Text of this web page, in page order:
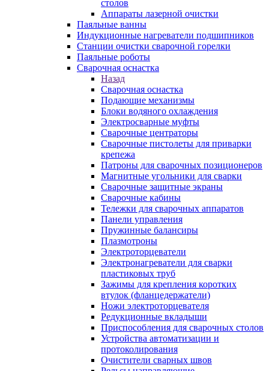
столов
Аппараты лазерной очистки
Паяльные ванны
Индукционные нагреватели подшипников
Станции очистки сварочной горелки
Паяльные роботы
Сварочная оснастка
Назад
Сварочная оснастка
Подающие механизмы
Блоки водяного охлаждения
Электросварные муфты
Сварочные центраторы
Сварочные пистолеты для приварки
крепежа
Патроны для сварочных позиционеров
Магнитные угольники для сварки
Сварочные защитные экраны
Сварочные кабины
Тележки для сварочных аппаратов
Панели управления
Пружинные балансиры
Плазмотроны
Электроторцеватели
Электронагреватели для сварки
пластиковых труб
Зажимы для крепления коротких
втулок (фланцедержатели)
Ножи электроторцевателя
Редукционные вкладыши
Приспособления для сварочных столов
Устройства автоматизации и
протоколирования
Очистители сварных швов